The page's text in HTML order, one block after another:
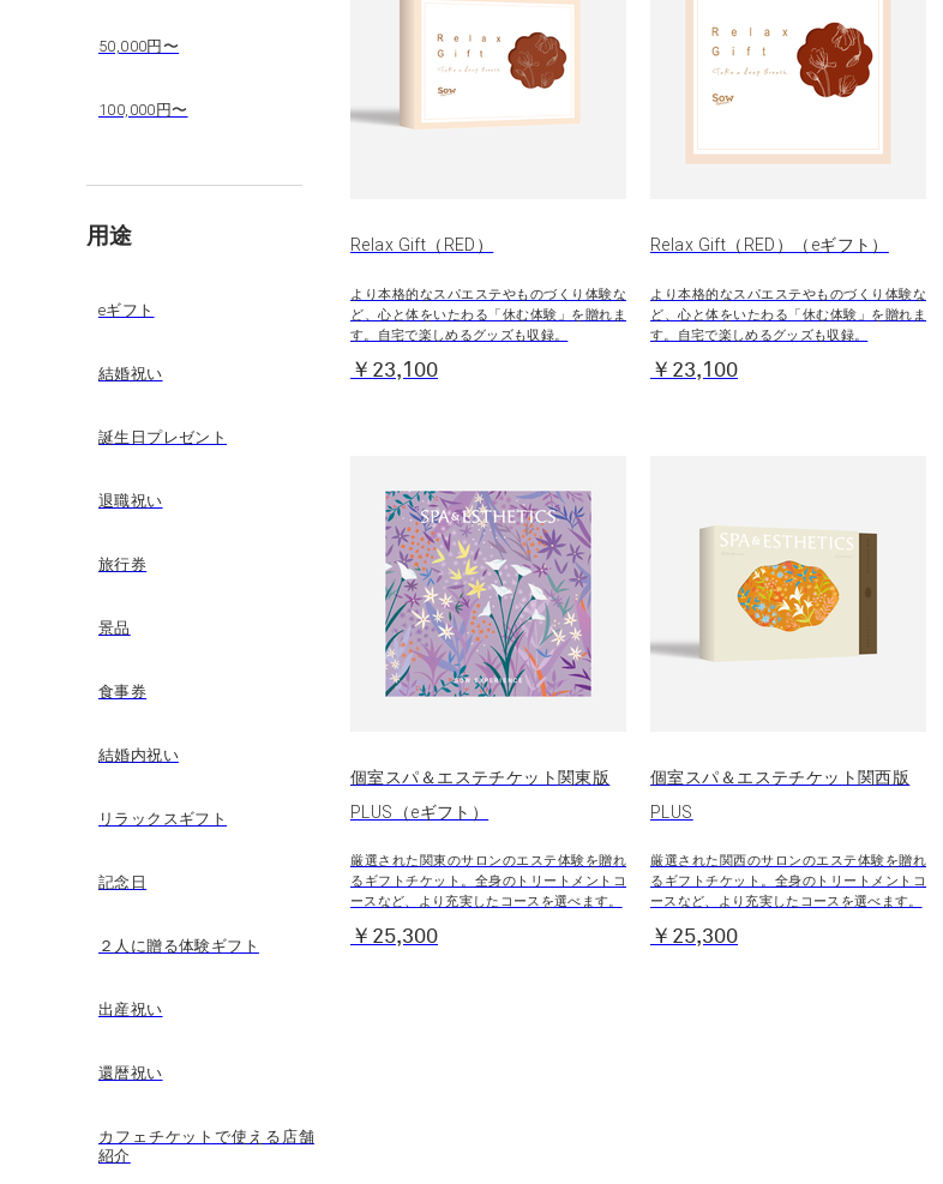
50,000円〜
100,000円〜
用途
eギフト
結婚祝い
誕生日プレゼント
退職祝い
旅行券
景品
食事券
結婚内祝い
リラックスギフト
記念日
２人に贈る体験ギフト
出産祝い
還暦祝い
カフェチケットで使える店舗
紹介
Relax Gift（RED）
より本格的なスパエステやものづくり体験な
ど、心と体をいたわる「休む体験」を贈れま
す。自宅で楽しめるグッズも収録。
￥23,100
Relax Gift（RED）（eギフト）
より本格的なスパエステやものづくり体験な
ど、心と体をいたわる「休む体験」を贈れま
す。自宅で楽しめるグッズも収録。
￥23,100
個室スパ＆エステチケット関東版
PLUS（eギフト）
厳選された関東のサロンのエステ体験を贈れ
るギフトチケット。全身のトリートメントコ
ースなど、より充実したコースを選べます。
￥25,300
個室スパ＆エステチケット関西版
PLUS
厳選された関西のサロンのエステ体験を贈れ
るギフトチケット。全身のトリートメントコ
ースなど、より充実したコースを選べます。
￥25,300